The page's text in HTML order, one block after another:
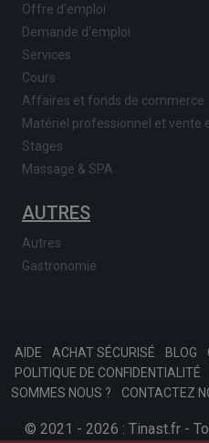
Offre d'emploi
Demande d'emploi
Services
Cours
Affaires et fonds de commerce
Matériel professionnel et vente
Stages
Massage & SPA
AUTRES
Autres
Gastronomie
AIDE ACHAT SÉCURISÉ BLOG
POLITIQUE DE CONFIDENTIALITÉ
SOMMES NOUS ?
CONTACTEZ
© 2021 - 2026 : Tinast.fr -